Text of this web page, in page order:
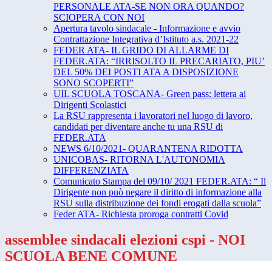
PERSONALE ATA-SE NON ORA QUANDO?
SCIOPERA CON NOI
Apertura tavolo sindacale - Informazione e avvio
Contrattazione Integrativa d’Istituto a.s. 2021-22
FEDER ATA- IL GRIDO DI ALLARME DI
FEDER.ATA: “IRRISOLTO IL PRECARIATO, PIU’
DEL 50% DEI POSTI ATA A DISPOSIZIONE
SONO SCOPERTI”
UIL SCUOLA TOSCANA- Green pass: lettera ai
Dirigenti Scolastici
La RSU rappresenta i lavoratori nel luogo di lavoro,
candidati per diventare anche tu una RSU di
FEDER.ATA
NEWS 6/10/2021- QUARANTENA RIDOTTA
UNICOBAS- RITORNA L'AUTONOMIA
DIFFERENZIATA
Comunicato Stampa del 09/10/ 2021 FEDER.ATA: “ Il
Dirigente non può negare il diritto di informazione alla
RSU sulla distribuzione dei fondi erogati dalla scuola”
Feder ATA- Richiesta proroga contratti Covid
assemblee sindacali elezioni cspi - NOI
SCUOLA BENE COMUNE